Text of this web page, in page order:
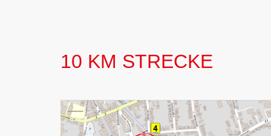
10 KM STRECKE